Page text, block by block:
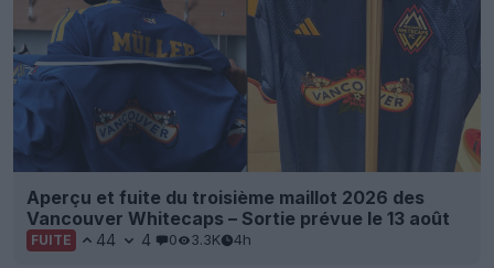
Aperçu et fuite du troisième maillot 2026 des
Vancouver Whitecaps – Sortie prévue le 13 août
FUITE 44 4 0 3.3K 4h